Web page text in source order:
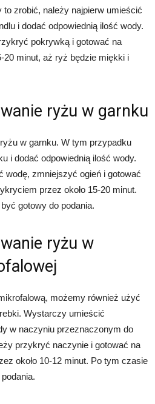
to zrobić, należy najpierw umieścić
i dodać odpowiednią ilość wody.
pokrywką i gotować na
20 minut, aż ryż będzie miękki i
ryżu w garnku
w garnku. W tym przypadku
i dodać odpowiednią ilość wody.
wodę, zmniejszyć ogień i gotować
przez około 15-20 minut.
gotowy do podania.
ryżu w
możemy również użyć
Wystarczy umieścić
w naczyniu przeznaczonym do
przykryć naczynie i gotować na
około 10-12 minut. Po tym czasie